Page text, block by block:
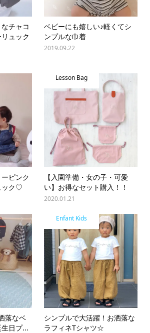
チャコ
ュック
ベビーにも嬉しい♪軽くてシ
ンプルな巾着
2019.09.22
ピンク
ック♡
Lesson Bag
【入園準備・女の子・可愛
い】お得なセット購入！！
2020.01.21
落なベ
日プ...
Enfant Kids
シンプルで大活躍！お洒落な
ラフィネTシャツ☆